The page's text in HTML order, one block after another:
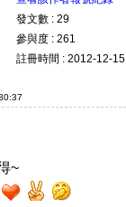
發文數 : 29
參與度 : 261
註冊時間 : 2012-12-15
~